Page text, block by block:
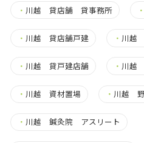
・ 川越 貸店舗 貸事務所 ・
・ 川越 貸店舗戸建 ・ 川越
・ 川越 貸戸建店舗 ・ 川越
・ 川越 資材置場 ・ 川越
・ 川越 鍼灸院 アスリート